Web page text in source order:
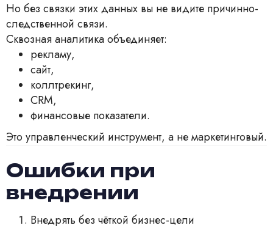
Но без связки этих данных вы не видите причинно-
следственной связи.
Сквозная аналитика объединяет:
рекламу,
сайт,
коллтрекинг,
CRM,
финансовые показатели.
Это управленческий инструмент, а не маркетинговый.
Ошибки при
внедрении
Внедрять без чёткой бизнес-цели